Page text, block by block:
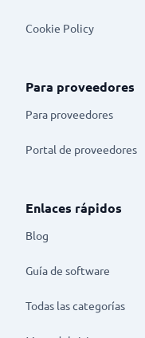
Cookie Policy
Para proveedores
Para proveedores
Portal de proveedores
Enlaces rápidos
Blog
Guía de software
Todas las categorías